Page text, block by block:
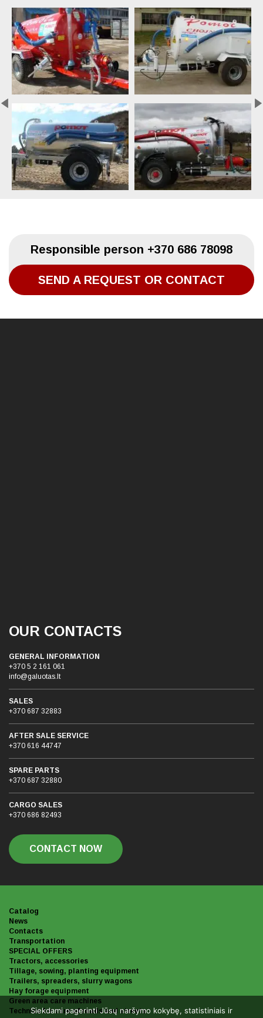
Responsible person +370 686 78098
SEND A REQUEST OR CONTACT
OUR CONTACTS
GENERAL INFORMATION
+370 5 2 161 061
info@galuotas.lt
SALES
+370 687 32883
AFTER SALE SERVICE
+370 616 44747
SPARE PARTS
+370 687 32880
CARGO SALES
+370 686 82493
CONTACT NOW
Catalog
News
Contacts
Transportation
SPECIAL OFFERS
Tractors, accessories
Tillage, sowing, planting equipment
Trailers, spreaders, slurry wagons
Hay forage equipment
Green area care machines
Technics for care of roads and streets
Siekdami pagerinti Jūsų naršymo kokybę, statistiniais ir